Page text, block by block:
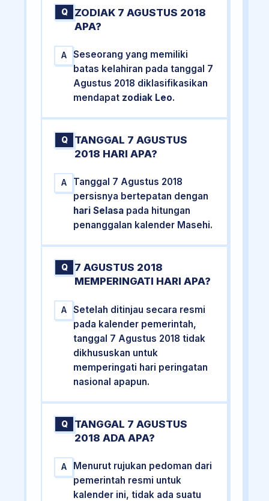
Q
ZODIAK 7 AGUSTUS 2018
APA?
A
Seseorang yang memiliki
batas kelahiran pada tanggal 7
Agustus 2018 diklasifikasikan
mendapat zodiak Leo.
Q
TANGGAL 7 AGUSTUS
2018 HARI APA?
A
Tanggal 7 Agustus 2018
persisnya bertepatan dengan
hari Selasa pada hitungan
penanggalan kalender Masehi.
Q
7 AGUSTUS 2018
MEMPERINGATI HARI APA?
A
Setelah ditinjau secara resmi
pada kalender pemerintah,
tanggal 7 Agustus 2018 tidak
dikhususkan untuk
memperingati hari peringatan
nasional apapun.
Q
TANGGAL 7 AGUSTUS
2018 ADA APA?
A
Menurut rujukan pedoman dari
pemerintah resmi untuk
kalender ini, tidak ada suatu